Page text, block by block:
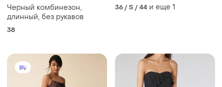
Черный комбинезон,
длинный, без рукавов
38
36 / S / 44 и еще 1